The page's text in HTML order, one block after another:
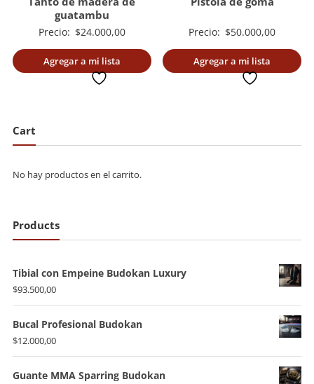
guatambu
Precio: $24.000,00
Agregar a mi lista
Precio: $50.000,00
Agregar a mi lista
Cart
No hay productos en el carrito.
Products
Tibial con Empeine Budokan Luxury
$93.500,00
Bucal Profesional Budokan
$12.000,00
Guante MMA Sparring Budokan